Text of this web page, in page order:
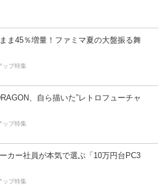
ま45％増量！ファミマ夏の大盤振る舞
ップ特集
、自ら描いた”レトロフューチャ
ップ特集
カー社員が本気で選ぶ「10万円台PC3
ップ特集